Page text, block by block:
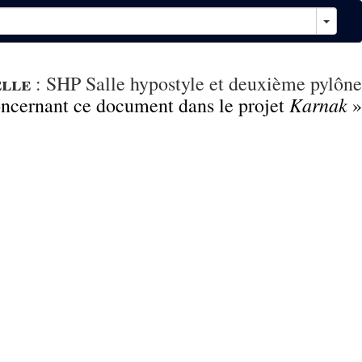
: SHP Salle hypostyle et deuxième pylône
ce document dans le projet Karnak »